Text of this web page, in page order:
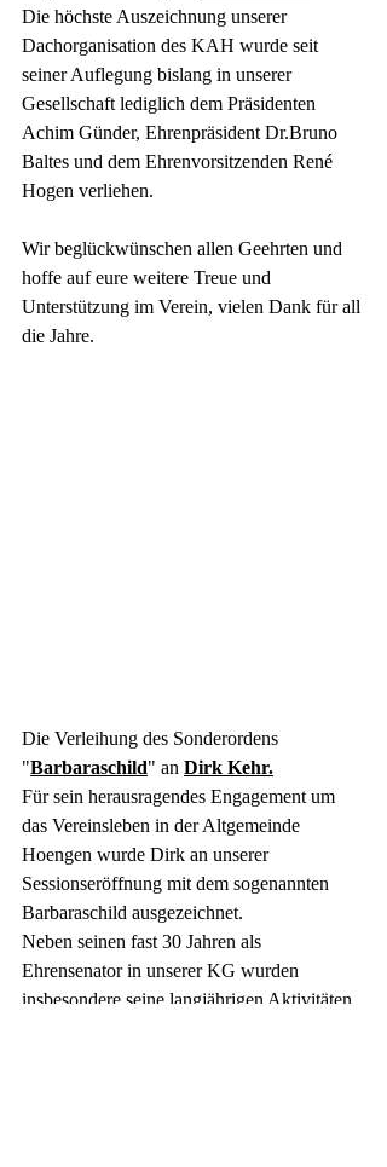
Die höchste Auszeichnung unserer
Dachorganisation des KAH wurde seit
seiner Auflegung bislang in unserer
Gesellschaft lediglich dem Präsidenten
Achim Günder, Ehrenpräsident Dr.Bruno
Baltes und dem Ehrenvorsitzenden René
Hogen verliehen.
Wir beglückwünschen allen Geehrten und
hoffe auf eure weitere Treue und
Unterstützung im Verein, vielen Dank für all
die Jahre.
Die Verleihung des Sonderordens
"Barbaraschild" an Dirk Kehr.
Für sein herausragendes Engagement um
das Vereinsleben in der Altgemeinde
Hoengen wurde Dirk an unserer
Sessionseröffnung mit dem sogenannten
Barbaraschild ausgezeichnet.
Neben seinen fast 30 Jahren als
Ehrensenator in unserer KG wurden
insbesondere seine langjährigen Aktivitäten